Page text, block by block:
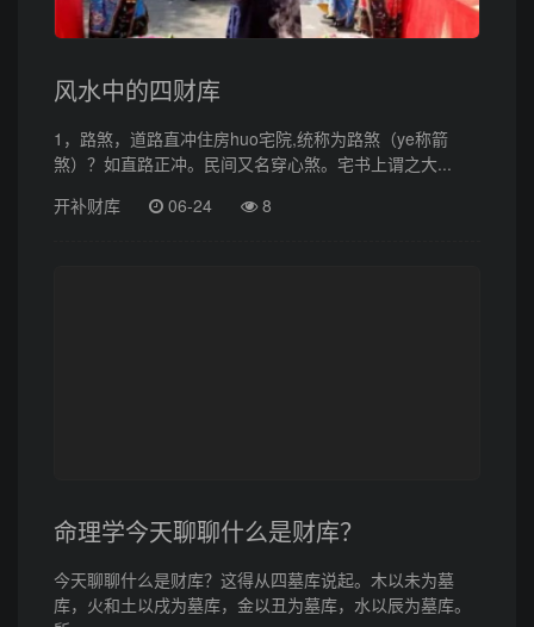
风水中的四财库
1，路煞，道路直冲住房huo宅院,统称为路煞（ye称箭
煞）？如直路正冲。民间又名穿心煞。宅书上谓之大...
开补财库
06-24 8
命理学今天聊聊什么是财库？
今天聊聊什么是财库？这得从四墓库说起。木以未为墓
库，火和土以戌为墓库，金以丑为墓库，水以辰为墓库。